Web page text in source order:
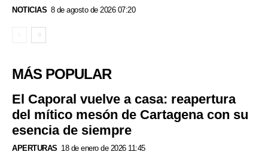
NOTICIAS 8 de agosto de 2026 07:20
MÁS POPULAR
El Caporal vuelve a casa: reapertura
del mítico mesón de Cartagena con su
esencia de siempre
APERTURAS 18 de enero de 2026 11:45